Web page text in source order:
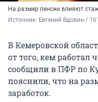
На размер пенсии влияют
Источник: Евгений Вдовин /
В Кемеровской
от того, кем работал
сообщили в ПФР по
пояснили, что на
заработок.